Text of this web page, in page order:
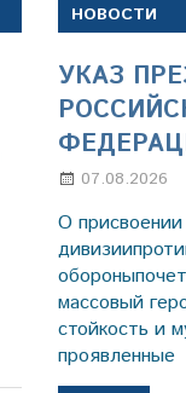
НОВОСТИ
УКАЗ
07.08.2026
О
массовый
стойкость и
проявленные